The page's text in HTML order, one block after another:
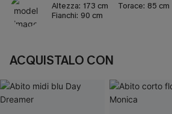
Altezza: 173 cm Torace: 85 cm
Fianchi: 90 cm
ACQUISTALO CON